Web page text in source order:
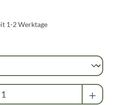
1-2 Werktage
gewünschten Wert